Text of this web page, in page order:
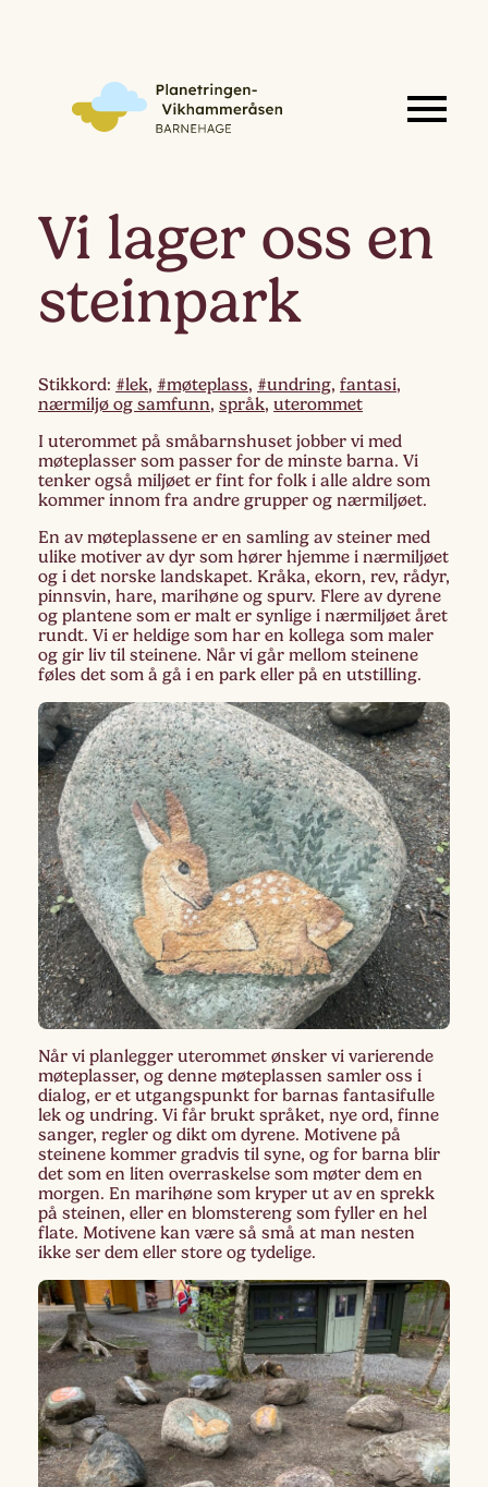
Vi lager oss en
steinpark
Stikkord: #lek, #møteplass, #undring, fantasi,
nærmiljø og samfunn, språk, uterommet
I uterommet på småbarnshuset jobber vi med
møteplasser som passer for de minste barna. Vi
tenker også miljøet er fint for folk i alle aldre som
kommer innom fra andre grupper og nærmiljøet.
En av møteplassene er en samling av steiner med
ulike motiver av dyr som hører hjemme i nærmiljøet
og i det norske landskapet. Kråka, ekorn, rev, rådyr,
pinnsvin, hare, marihøne og spurv. Flere av dyrene
og plantene som er malt er synlige i nærmiljøet året
rundt. Vi er heldige som har en kollega som maler
og gir liv til steinene. Når vi går mellom steinene
føles det som å gå i en park eller på en utstilling.
Når vi planlegger uterommet ønsker vi varierende
møteplasser, og denne møteplassen samler oss i
dialog, er et utgangspunkt for barnas fantasifulle
lek og undring. Vi får brukt språket, nye ord, finne
sanger, regler og dikt om dyrene. Motivene på
steinene kommer gradvis til syne, og for barna blir
det som en liten overraskelse som møter dem en
morgen. En marihøne som kryper ut av en sprekk
på steinen, eller en blomstereng som fyller en hel
flate. Motivene kan være så små at man nesten
ikke ser dem eller store og tydelige.